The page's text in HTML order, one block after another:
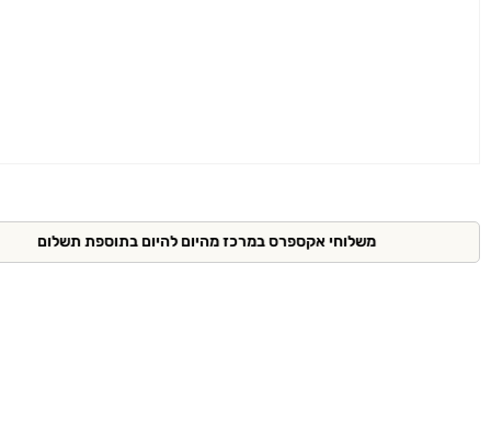
משלוחי אקספרס במרכז מהיום להיום בתוספת תשלום